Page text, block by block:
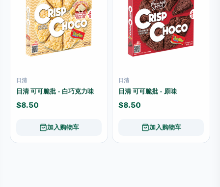
日清
日清 可可脆批 - 白巧克力味
$8.50
加入购物车
日清
日清 可可脆批 - 原味
$8.50
加入购物车